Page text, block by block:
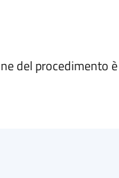
del procedimento è